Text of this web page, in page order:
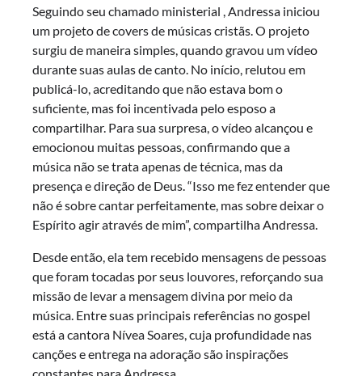
Seguindo seu chamado ministerial , Andressa iniciou
um projeto de covers de músicas cristãs. O projeto
surgiu de maneira simples, quando gravou um vídeo
durante suas aulas de canto. No início, relutou em
publicá-lo, acreditando que não estava bom o
suficiente, mas foi incentivada pelo esposo a
compartilhar. Para sua surpresa, o vídeo alcançou e
emocionou muitas pessoas, confirmando que a
música não se trata apenas de técnica, mas da
presença e direção de Deus. “Isso me fez entender que
não é sobre cantar perfeitamente, mas sobre deixar o
Espírito agir através de mim”, compartilha Andressa.
Desde então, ela tem recebido mensagens de pessoas
que foram tocadas por seus louvores, reforçando sua
missão de levar a mensagem divina por meio da
música. Entre suas principais referências no gospel
está a cantora Nívea Soares, cuja profundidade nas
canções e entrega na adoração são inspirações